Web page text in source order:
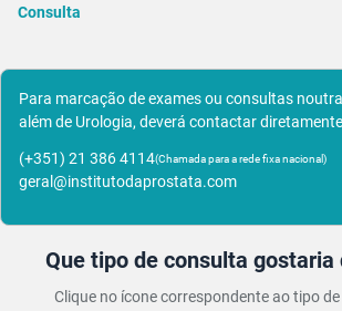
Consulta
Para marcação de exames ou consultas
além de Urologia, deverá contactar
(+351) 21 386 4114(Chamada para a rede fixa nacional)
geral@institutodaprostata.com
Que tipo de consulta gostaria
Clique no ícone correspondente ao tipo